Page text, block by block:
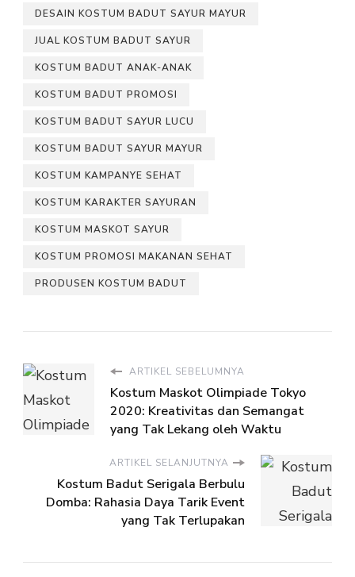
DESAIN KOSTUM BADUT SAYUR MAYUR
JUAL KOSTUM BADUT SAYUR
KOSTUM BADUT ANAK-ANAK
KOSTUM BADUT PROMOSI
KOSTUM BADUT SAYUR LUCU
KOSTUM BADUT SAYUR MAYUR
KOSTUM KAMPANYE SEHAT
KOSTUM KARAKTER SAYURAN
KOSTUM MASKOT SAYUR
KOSTUM PROMOSI MAKANAN SEHAT
PRODUSEN KOSTUM BADUT
ARTIKEL SEBELUMNYA
Kostum Maskot Olimpiade Tokyo
2020: Kreativitas dan Semangat
yang Tak Lekang oleh Waktu
ARTIKEL SELANJUTNYA
Kostum Badut Serigala Berbulu
Domba: Rahasia Daya Tarik Event
yang Tak Terlupakan